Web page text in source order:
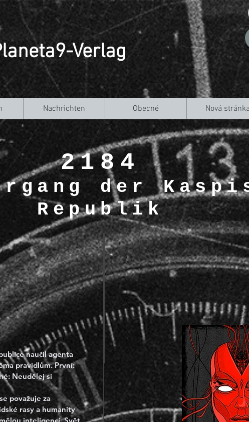
Verlag
Nachrichten Obecné Nová stránka
2184
der
Republik
naučil agenta
pravidlům. První:
Neudělej si
považuje za
rasy a humanity
inteligencí. Svět